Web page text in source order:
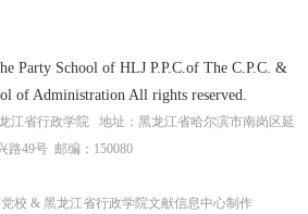
Party School of HLJ P.P.C.of The C.P.C. &
of Administration All rights reserved.
江省行政学院 地址：黑龙江省哈尔滨市南岗区延
路49号 邮编：150080
校 & 黑龙江省行政学院文献信息中心制作